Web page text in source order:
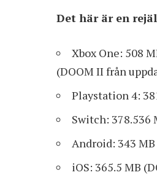
Det här är en
Xbox One: 508
(DOOM II från
Playstation 4:
Switch: 378.536
Android: 343
iOS: 365.5 MB